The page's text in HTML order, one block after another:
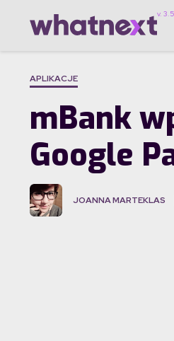
APLIKACJE
mBank
Google
JOANNA MARTEKLAS